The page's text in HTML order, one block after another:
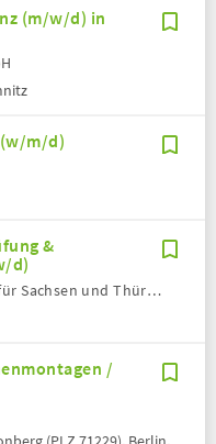
(m/w/d) in
m/d)
&
d)
AOK PLUS - Die Gesundheitskasse für Sachsen und Thüringen
/